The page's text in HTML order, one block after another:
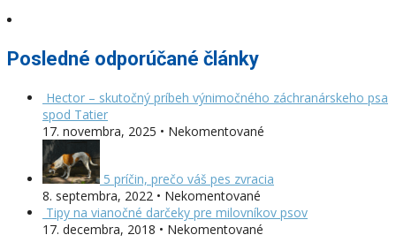
Posledné odporúčané články
Hector – skutočný príbeh výnimočného záchranárskeho psa
spod Tatier
17. novembra, 2025 • Nekomentované
5 príčin, prečo váš pes zvracia
8. septembra, 2022 • Nekomentované
Tipy na vianočné darčeky pre milovníkov psov
17. decembra, 2018 • Nekomentované